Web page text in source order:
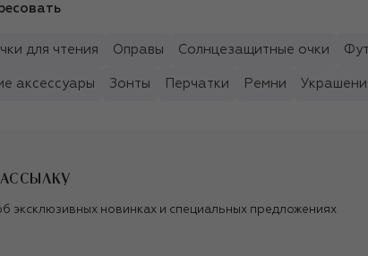
для чтения Оправы Солнцезащитные очки
аксессуары Зонты Перчатки Ремни
эксклюзивных новинках и специальных предложениях